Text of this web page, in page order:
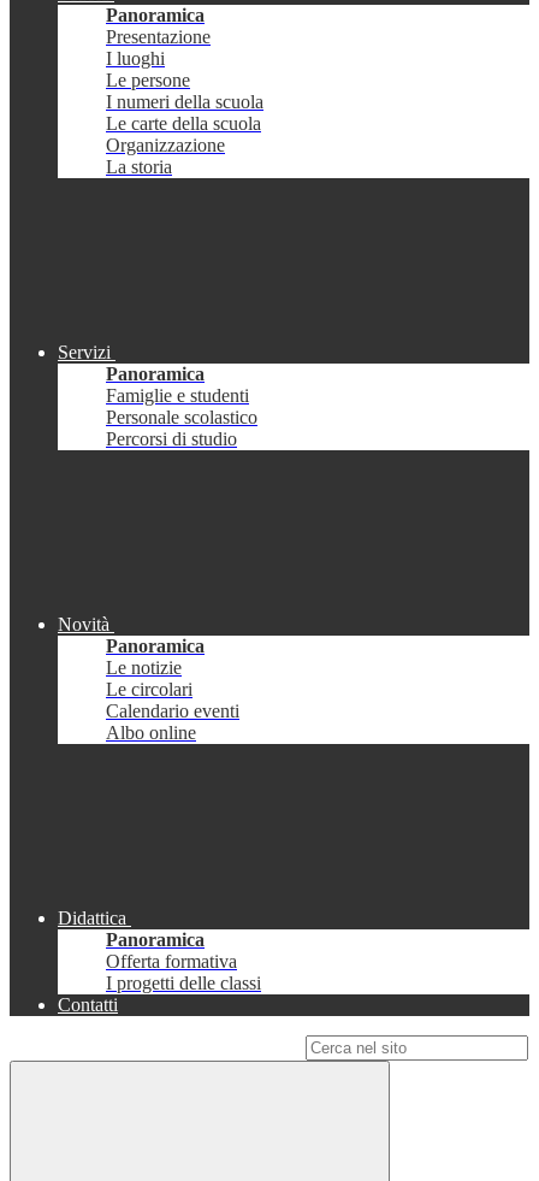
Panoramica
Presentazione
I luoghi
Le persone
I numeri della scuola
Le carte della scuola
Organizzazione
La storia
Servizi
Panoramica
Famiglie e studenti
Personale scolastico
Percorsi di studio
Novità
Panoramica
Le notizie
Le circolari
Calendario eventi
Albo online
Didattica
Panoramica
Offerta formativa
I progetti delle classi
Contatti